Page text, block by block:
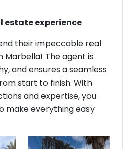
estate experience
their impeccable real
Marbella! The agent is
and ensures a seamless
start to finish. With
and expertise, you
make everything easy